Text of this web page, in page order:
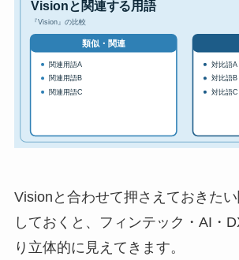
Visionと合わせて押さえておきた
しておくと、フィンテック・AI・
り立体的に見えてきます。